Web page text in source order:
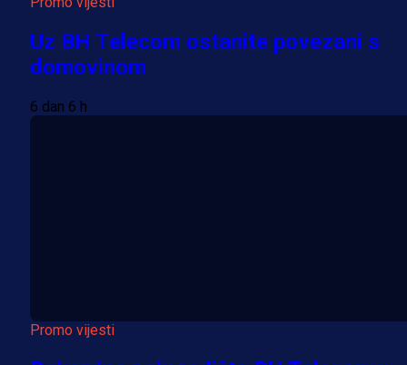
Uz BH Telecom ostanite povezani s
domovinom
6 dan 6 h
Promo vijesti